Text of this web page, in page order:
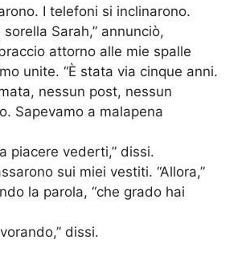
I telefoni si inclinarono.
Sarah,” annunciò,
attorno alle mie spalle
unite. “È stata via cinque anni.
nessun post, nessun
Sapevamo a malapena
piacere vederti,” dissi.
sui miei vestiti. “Allora,”
la parola, “che grado hai
dissi.